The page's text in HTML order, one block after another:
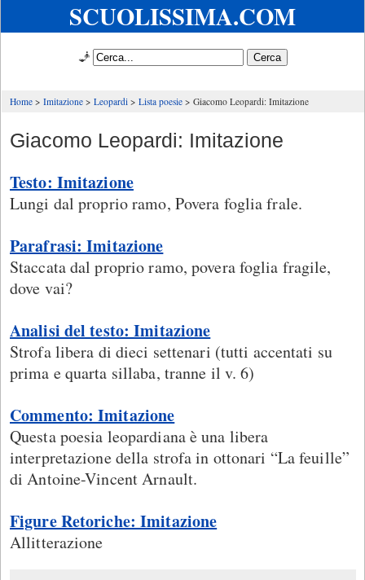
SCUOLISSIMA.COM
🧞
Home Imitazione Leopardi Lista poesie Giacomo Leopardi: Imitazione
Giacomo Leopardi: Imitazione
Testo: Imitazione
Lungi dal proprio ramo, Povera foglia frale.
Parafrasi: Imitazione
Staccata dal proprio ramo, povera foglia fragile,
dove vai?
Analisi del testo: Imitazione
Strofa libera di dieci settenari (tutti accentati su
prima e quarta sillaba, tranne il v. 6)
Commento: Imitazione
Questa poesia leopardiana è una libera
interpretazione della strofa in ottonari “La feuille”
di Antoine-Vincent Arnault.
Figure Retoriche: Imitazione
Allitterazione